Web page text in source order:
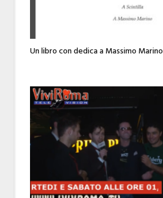
Un libro con dedica a Massimo Marino